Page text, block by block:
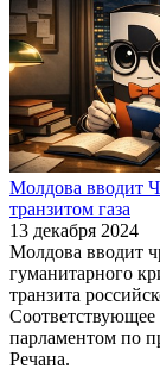
Молдова вводит
транзитом газа
13 декабря 2024
Молдова вводит
гуманитарного
транзита
парламентом по
Речана.